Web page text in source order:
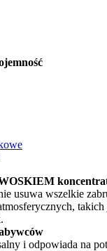
usuwa wszelkie
i odpowiada na